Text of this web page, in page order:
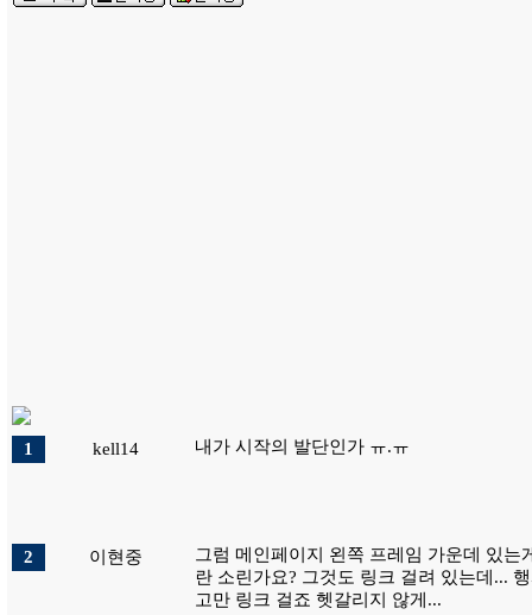
1 kell14 내가 시작의 발단인가 ㅠ.ㅠ
2 이현중
그럼 메인페이지 왼쪽 프레임 가운데 있는
란 소린가요? 그것도 링크 걸려 있는데...
고만 링크 걸죠 헷갈리지 않게...